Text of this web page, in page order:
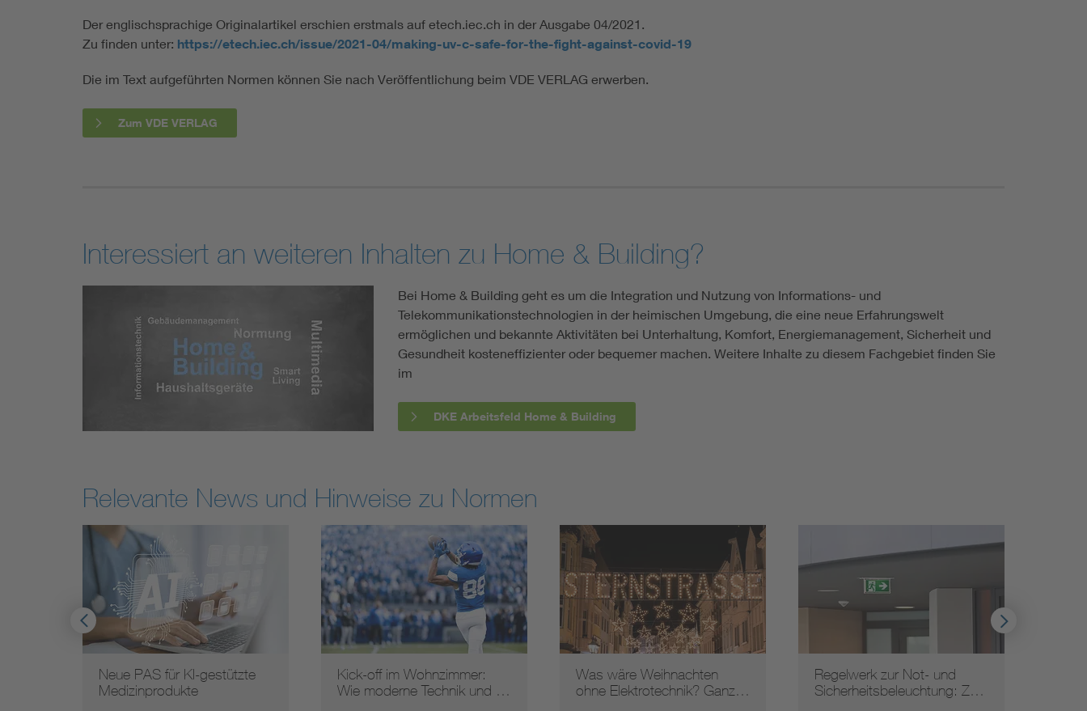
Der englischsprachige Originalartikel erschien erstmals auf etech.iec.ch in der Ausgabe 04/2021.
Zu finden unter: https://etech.iec.ch/issue/2021-04/making-uv-c-safe-for-the-fight-against-covid-19
Die im Text aufgeführten Normen können Sie nach Veröffentlichung beim VDE VERLAG erwerben.
Zum VDE VERLAG
Interessiert an weiteren Inhalten zu Home & Building?
Bei Home & Building geht es um die Integration und Nutzung von Informations- und
Telekommunikationstechnologien in der heimischen Umgebung, die eine neue Erfahrungswelt
ermöglichen und bekannte Aktivitäten bei Unterhaltung, Komfort, Energiemanagement, Sicherheit und
Gesundheit kosteneffizienter oder bequemer machen. Weitere Inhalte zu diesem Fachgebiet finden Sie
im
DKE Arbeitsfeld Home & Building
Relevante News und Hinweise zu Normen
Neue PAS für KI-gestützte
Medizinprodukte
Kick-off im Wohnzimmer:
Wie moderne Technik und …
Was wäre Weihnachten
ohne Elektrotechnik? Ganz…
Regelwerk zur Not- und
Sicherheitsbeleuchtung: Z…